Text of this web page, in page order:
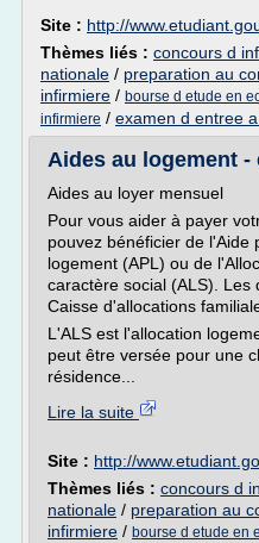
Site : http://
Thèmes liés : concours d
nationale / preparation au
infirmiere / bourse d etude en
infirmiere / examen d entree
Aides au logement
Aides au loyer mensuel
Pour vous aider à payer
pouvez bénéficier de l'Aide
logement (APL) ou de
caractère social (ALS). Les
Caisse d'allocations
L'ALS est l'allocation
peut être versée pour une
résidence...
Lire la suite
Site : http://
Thèmes liés : concours d
nationale / preparation au
infirmiere / bourse d etude en